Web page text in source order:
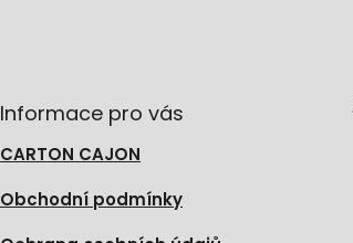
í
k
y
v
Informace pro vás
CARTON CAJON
Obchodní podmínky